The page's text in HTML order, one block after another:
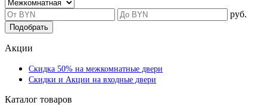
руб.
Подобрать
Акции
Скидка 50% на межкомнатные двери
Скидки и Акции на входные двери
Каталог товаров